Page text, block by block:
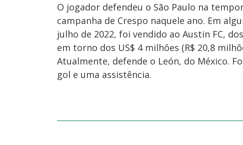
O jogador defendeu o São Paulo na
campanha de Crespo naquele ano. Em
julho de 2022, foi vendido ao Austin FC,
em torno dos US$ 4 milhões (R$ 20,8
Atualmente, defende o León, do México.
gol e uma assistência.